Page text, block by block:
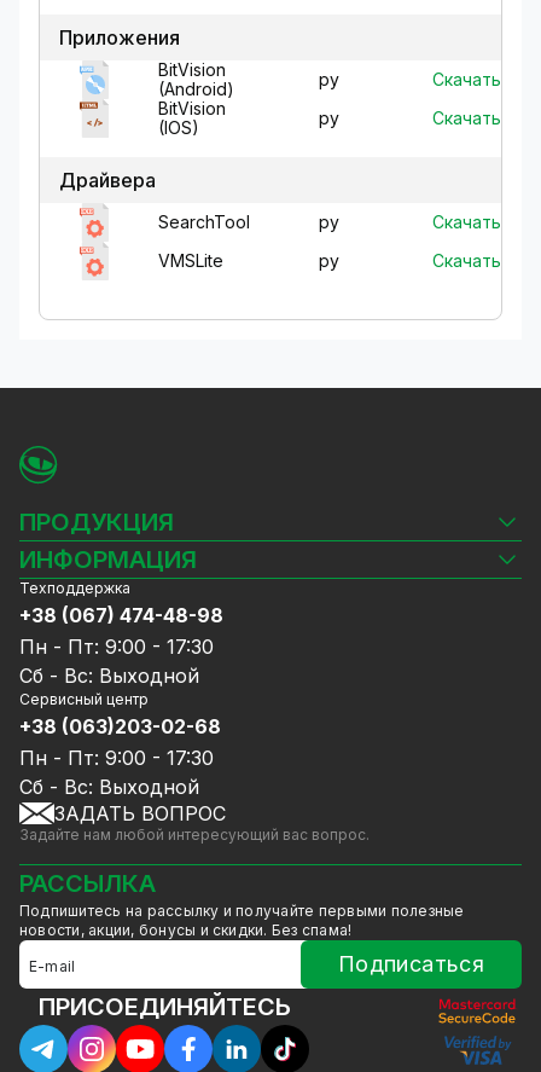
Приложения
BitVision
(Android)
ру
Скачать
BitVision
(IOS)
ру Скачать
Драйвера
SearchTool ру
Скачать
VMSLite
ру Скачать
ПРОДУКЦИЯ
Камеры видеонаблюдения
Видеорегистраторы
Комплекты видеонаблюдения
СКУД
Источники питания
Сетевое оборудование
Ноутбуки и компьютеры
Аксессуары
Акции
Уцененный товар
GreenVision скидки
Мерч от GreenVision
Товары для дома
Товары снятые с производства
ИНФОРМАЦИЯ
Блог
Доставка и оплата
Гарантия и Сервисное обслуживание
Политика конфиденциальности
Договор публичной оферты
Сотрудничество
Услуги
Калькулятор расчёта объёма HDD
Техподдержка
+38 (067) 474-48-98
Пн - Пт: 9:00 - 17:30
Сб - Вс: Выходной
Сервисный центр
+38 (063)203-02-68
Пн - Пт: 9:00 - 17:30
Сб - Вс: Выходной
ЗАДАТЬ ВОПРОС
Задайте нам любой интересующий вас вопрос.
РАССЫЛКА
Подпишитесь на рассылку и получайте первыми полезные
новости, акции, бонусы и скидки. Без спама!
Подписаться
ПРИСОЕДИНЯЙТЕСЬ